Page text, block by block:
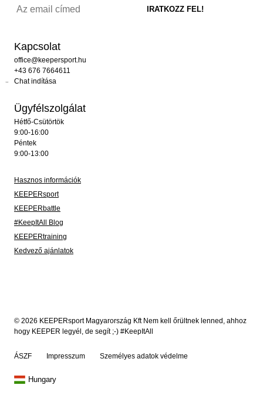
Kapcsolat
office@keepersport.hu
+43 676 7664611
Chat indítása
Ügyfélszolgálat
Hétfő-Csütörtök
9:00-16:00
Péntek
9:00-13:00
Hasznos információk
KEEPERsport
KEEPERbattle
#KeepItAll Blog
KEEPERtraining
Kedvező ajánlatok
© 2026 KEEPERsport Magyarország Kft Nem kell őrültnek lenned, ahhoz
hogy KEEPER legyél, de segít ;-) #KeepItAll
ÁSZF Impresszum Személyes adatok védelme
Hungary